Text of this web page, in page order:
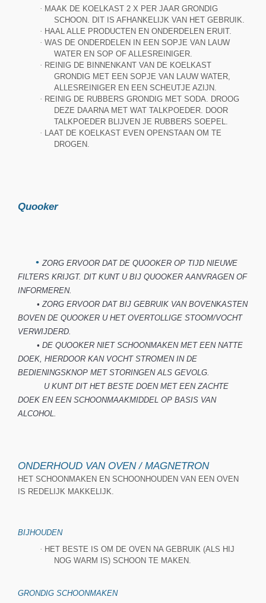
· MAAK DE KOELKAST 2 X PER JAAR GRONDIG
SCHOON. DIT IS AFHANKELIJK VAN HET GEBRUIK.
· HAAL ALLE PRODUCTEN EN ONDERDELEN ERUIT.
· WAS DE ONDERDELEN IN EEN SOPJE VAN LAUW
WATER EN SOP OF ALLESREINIGER.
· REINIG DE BINNENKANT VAN DE KOELKAST
GRONDIG MET EEN SOPJE VAN LAUW WATER,
ALLESREINIGER EN EEN SCHEUTJE AZIJN.
· REINIG DE RUBBERS GRONDIG MET SODA. DROOG
DEZE DAARNA MET WAT TALKPOEDER. DOOR
TALKPOEDER BLIJVEN JE RUBBERS SOEPEL.
·
LAAT DE KOELKAST EVEN OPENSTAAN OM TE
DROGEN.
Quooker
• ZORG ERVOOR DAT DE QUOOKER OP TIJD NIEUWE
FILTERS KRIJGT. DIT KUNT U BIJ QUOOKER AANVRAGEN OF
INFORMEREN.
• ZORG ERVOOR DAT BIJ GEBRUIK VAN BOVENKASTEN
BOVEN DE QUOOKER U HET OVERTOLLIGE STOOM/VOCHT
VERWIJDERD.
• DE QUOOKER NIET SCHOONMAKEN MET EEN NATTE
DOEK, HIERDOOR KAN VOCHT STROMEN IN DE
BEDIENINGSKNOP MET STORINGEN ALS GEVOLG.
U KUNT DIT HET BESTE DOEN MET EEN ZACHTE
DOEK EN EEN SCHOONMAAKMIDDEL OP BASIS VAN
ALCOHOL.
ONDERHOUD VAN OVEN / MAGNETRON
HET SCHOONMAKEN EN SCHOONHOUDEN VAN EEN OVEN
IS REDELIJK MAKKELIJK.
BIJHOUDEN
· HET BESTE IS OM DE OVEN NA GEBRUIK (ALS HIJ
NOG WARM IS) SCHOON TE MAKEN.
GRONDIG SCHOONMAKEN